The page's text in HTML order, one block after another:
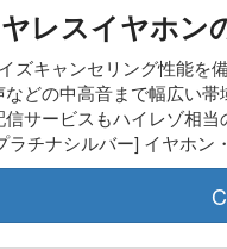
レスイヤホン
ズキャンセリング性能を
などの中高音まで幅広い
サービスもハイレゾ相
ラチナシルバー] イヤホン